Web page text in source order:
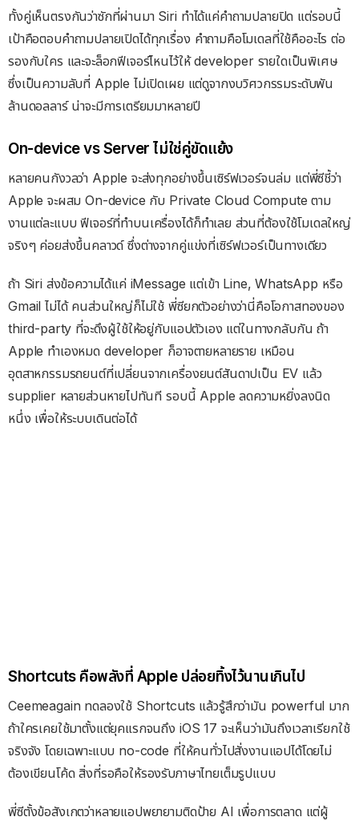
ทั้งคู่เห็นตรงกันว่าซักที่ผ่านมา Siri ทำได้แค่คำถามปลายปิด แต่รอบนี้
เป้าคือตอบคำถามปลายเปิดได้ทุกเรื่อง คำถามคือโมเดลที่ใช้คืออะไร ต่อ
รองกับใคร และจะล็อกฟีเจอร์ไหนไว้ให้ developer รายใดเป็นพิเศษ
ซึ่งเป็นความลับที่ Apple ไม่เปิดเผย แต่ดูจากงบวิศวกรรมระดับพัน
ล้านดอลลาร์ น่าจะมีการเตรียมมาหลายปี
On-device vs Server ไม่ใช่คู่ขัดแย้ง
หลายคนกังวลว่า Apple จะส่งทุกอย่างขึ้นเซิร์ฟเวอร์จนล่ม แต่พี่ซีชี้ว่า
Apple จะผสม On-device กับ Private Cloud Compute ตาม
งานแต่ละแบบ ฟีเจอร์ที่ทำบนเครื่องได้ก็ทำเลย ส่วนที่ต้องใช้โมเดลใหญ่
จริงๆ ค่อยส่งขึ้นคลาวด์ ซึ่งต่างจากคู่แข่งที่เซิร์ฟเวอร์เป็นทางเดียว
ถ้า Siri ส่งข้อความได้แค่ iMessage แต่เข้า Line, WhatsApp หรือ
Gmail ไม่ได้ คนส่วนใหญ่ก็ไม่ใช้ พี่ซียกตัวอย่างว่านี่คือโอกาสทองของ
third-party ที่จะดึงผู้ใช้ให้อยู่กับแอปตัวเอง แต่ในทางกลับกัน ถ้า
Apple ทำเองหมด developer ก็อาจตายหลายราย เหมือน
อุตสาหกรรมรถยนต์ที่เปลี่ยนจากเครื่องยนต์สันดาปเป็น EV แล้ว
supplier หลายส่วนหายไปทันที รอบนี้ Apple ลดความหยิ่งลงนิด
หนึ่ง เพื่อให้ระบบเดินต่อได้
Shortcuts คือพลังที่ Apple ปล่อยทิ้งไว้นานเกินไป
Ceemeagain ทดลองใช้ Shortcuts แล้วรู้สึกว่ามัน powerful มาก
ถ้าใครเคยใช้มาตั้งแต่ยุคแรกจนถึง iOS 17 จะเห็นว่ามันถึงเวลาเรียกใช้
จริงจัง โดยเฉพาะแบบ no-code ที่ให้คนทั่วไปสั่งงานแอปได้โดยไม่
ต้องเขียนโค้ด สิ่งที่รอคือให้รองรับภาษาไทยเต็มรูปแบบ
พี่ซีตั้งข้อสังเกตว่าหลายแอปพยายามติดป้าย AI เพื่อการตลาด แต่ผู้